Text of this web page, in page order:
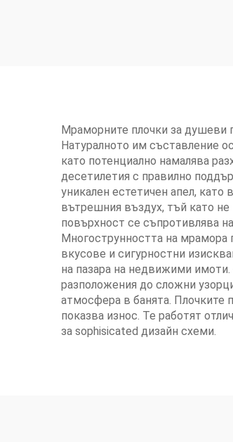
Мраморните плочки за душеви
Натуралното им съставление
като потенциално намалява
десетилетия с правилно
уникален естетичен апел,
вътрешния въздух, тъй като не
повърхност се съпротивлява
Многострунността на мрамора
вкусове и сигурностни
на пазара на недвижими имоти.
разположения до сложни
атмосфера в банята. Плочките
показва износ. Те работят
за sophisicated дизайн схеми.